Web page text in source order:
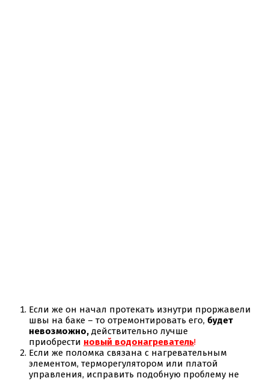
Если же он начал протекать изнутри проржавели
швы на баке – то отремонтировать его, будет
невозможно, действительно лучше
приобрести новый водонагреватель!
Если же поломка связана с нагревательным
элементом, терморегулятором или платой
управления, исправить подобную проблему не